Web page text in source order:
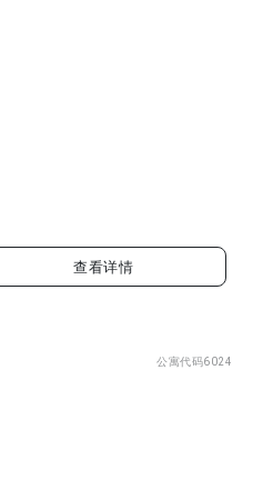
查看详情
公寓代码6024